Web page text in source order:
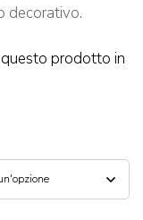
decorativo.
prodotto in